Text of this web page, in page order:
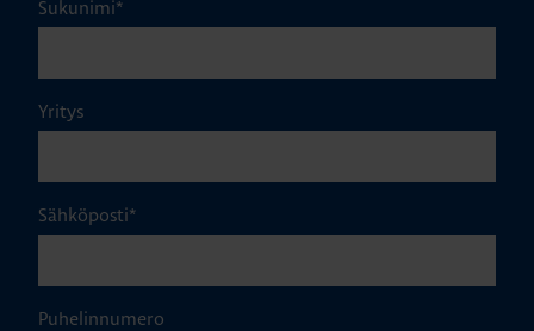
Sukunimi*
Yritys
Sähköposti*
Puhelinnumero